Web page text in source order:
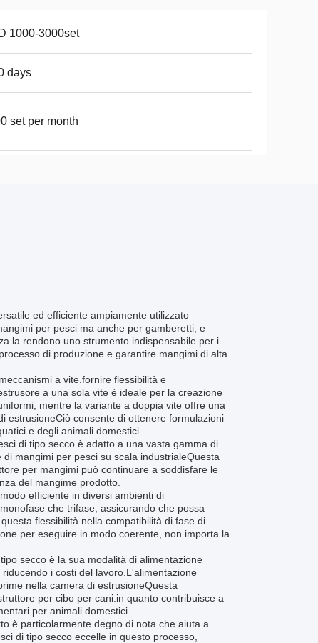
1000-3000set
days
set per month
ed efficiente ampiamente utilizzato
per pesci ma anche per gamberetti, e
la rendono uno strumento indispensabile per i
di produzione e garantire mangimi di alta
a vite.fornire flessibilità e
a una sola vite è ideale per la creazione
mentre la variante a doppia vite offre una
estrusioneCiò consente di ottenere formulazioni
e degli animali domestici.
di tipo secco è adatto a una vasta gamma di
mangimi per pesci su scala industrialeQuesta
per mangimi può continuare a soddisfare le
del mangime prodotto.
efficiente in diversi ambienti di
che trifase, assicurando che possa
flessibilità nella compatibilità di fase di
per eseguire in modo coerente, non importa la
secco è la sua modalità di alimentazione
i costi del lavoro.L'alimentazione
nella camera di estrusioneQuesta
per cibo per cani.in quanto contribuisce a
per animali domestici.
è particolarmente degno di nota.che aiuta a
di tipo secco eccelle in questo processo,